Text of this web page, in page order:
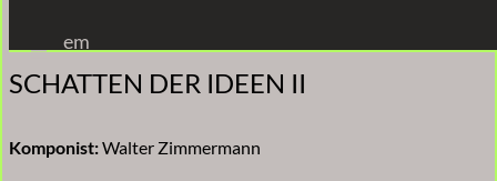
Inhalt
springen
em
SCHATTEN DER IDEEN II
Komponist:Walter Zimmermann